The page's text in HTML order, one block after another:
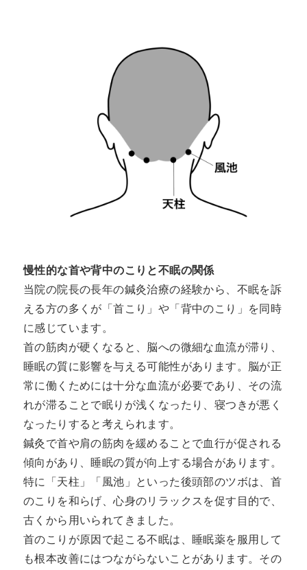
慢性的な首や背中のこりと不眠の関係
当院の院長の長年の鍼灸治療の経験から、不眠を訴
える方の多くが「首こり」や「背中のこり」を同時
に感じています。
首の筋肉が硬くなると、脳への微細な血流が滞り、
睡眠の質に影響を与える可能性があります。脳が正
常に働くためには十分な血流が必要であり、その流
れが滞ることで眠りが浅くなったり、寝つきが悪く
なったりすると考えられます。
鍼灸で首や肩の筋肉を緩めることで血行が促される
傾向があり、睡眠の質が向上する場合があります。
特に「天柱」「風池」といった後頭部のツボは、首
のこりを和らげ、心身のリラックスを促す目的で、
古くから用いられてきました。
首のこりが原因で起こる不眠は、睡眠薬を服用して
も根本改善にはつながらないことがあります。その